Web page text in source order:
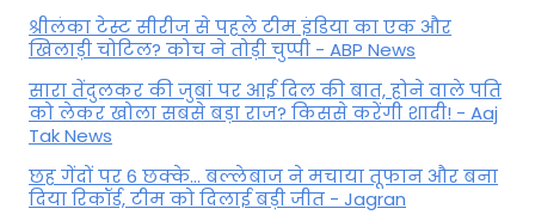
श्रीलंका टेस्ट सीरीज से पहले टीम इंडिया का एक और
खिलाड़ी चोटिल? कोच ने तोड़ी चुप्पी - ABP News
सारा तेंदुलकर की जुबां पर आई दिल की बात, होने वाले पति
को लेकर खोला सबसे बड़ा राज? किससे करेंगी शादी! - Aaj
Tak News
छह गेंदों पर 6 छक्के... बल्लेबाज ने मचाया तूफान और बना
दिया रिकॉर्ड, टीम को दिलाई बड़ी जीत - Jagran